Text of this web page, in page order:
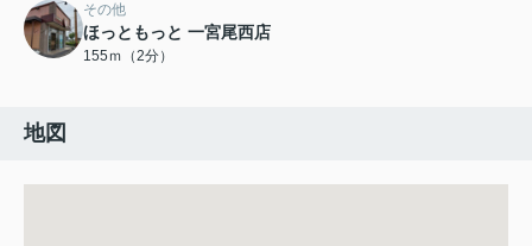
その他
ほっともっと 一宮尾西店
155ｍ（2分）
地図